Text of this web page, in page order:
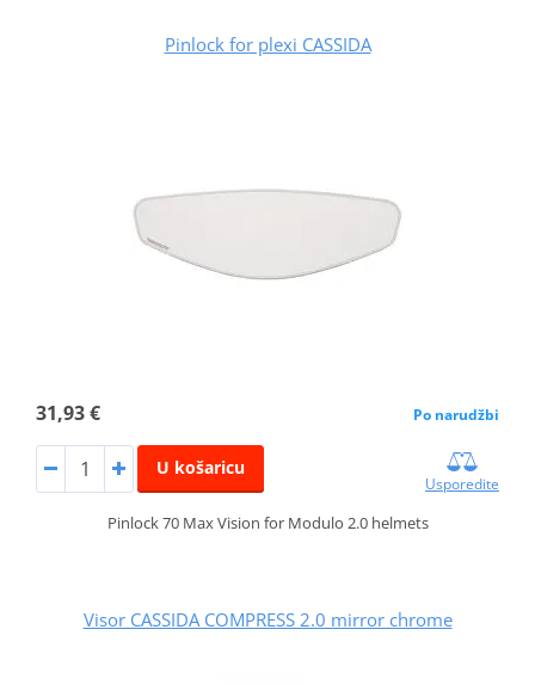
Pinlock for plexi CASSIDA
31,93 € Po narudžbi
U košaricu
Usporedite
Pinlock 70 Max Vision for Modulo 2.0 helmets
Visor CASSIDA COMPRESS 2.0 mirror chrome